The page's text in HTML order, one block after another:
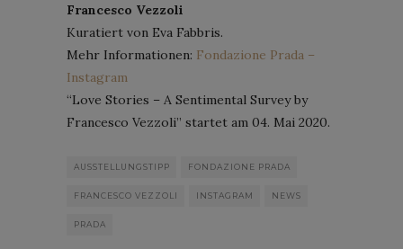
Francesco Vezzoli
Kuratiert von Eva Fabbris.
Mehr Informationen: Fondazione Prada –
Instagram
“Love Stories – A Sentimental Survey by
Francesco Vezzoli” startet am 04. Mai 2020.
AUSSTELLUNGSTIPP FONDAZIONE PRADA
FRANCESCO VEZZOLI INSTAGRAM NEWS
PRADA